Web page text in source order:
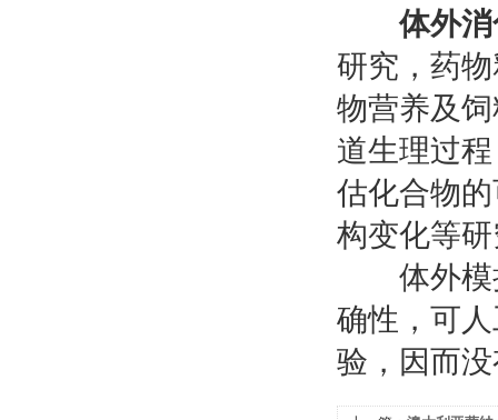
体外
研究，药
物营养及
道生理过
估化合物
构变化等
体外模拟
确性，可
验，因而